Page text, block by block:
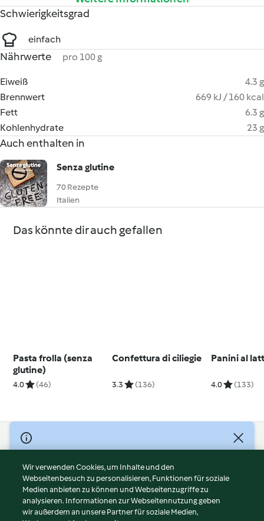
Schwierigkeitsgrad
einfach
Nährwerte pro 100 g
Eiweiß
4.3 g
Brennwert
669 kJ / 160 kcal
Fett
6.3 g
Kohlenhydrate
23 g
Auch enthalten in
Senza glutine
70 Rezepte
Italien
Das könnte dir auch gefallen
Pasta frolla (senza
glutine)
4.0 (46)
Confettura di ciliegie
3.3 (136)
Panini al
4.0 (133)
© Copyright 2026
Nutzungsbedingungen
Datenschutzrichtlinien
Disclaimer
Impressum
Wir verwenden Cookies, um Inhalte und den
Webseitenbesuch zu personalisieren, Funktionen für soziale
Medien anbieten zu können und Webseitenzugriffe zu
analysieren. Informationen zur Webseitennutzung geben
wir außerdem an unsere Partner für soziale Medien,